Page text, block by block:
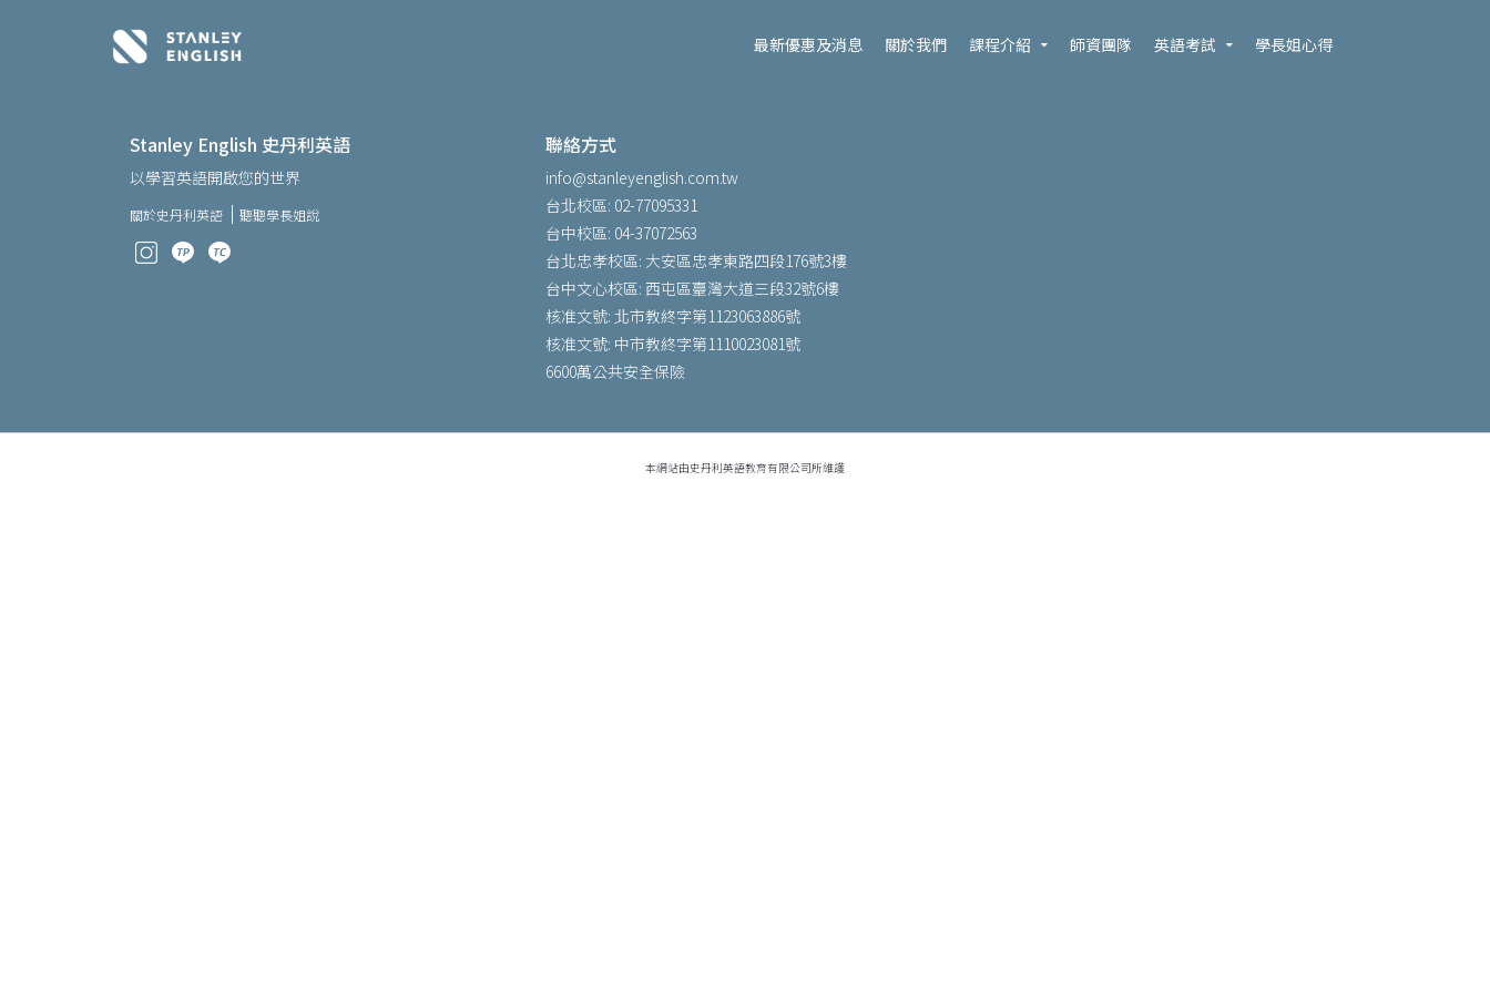
最新優惠及消息 關於我們 課程介紹 師資團隊 英語考試 學長姐心得
Stanley English 史丹利英語
以學習英語開啟您的世界
關於史丹利英語 聽聽學長姐說
聯絡方式
info@stanleyenglish.com.tw
台北校區: 02-77095331
台中校區: 04-37072563
台北忠孝校區: 大安區忠孝東路四段176號3樓
台中文心校區: 西屯區臺灣大道三段32號6樓
核准文號: 北市教終字第1123063886號
核准文號: 中市教終字第1110023081號
6600萬公共安全保險
本網站由史丹利英語教育有限公司所維護